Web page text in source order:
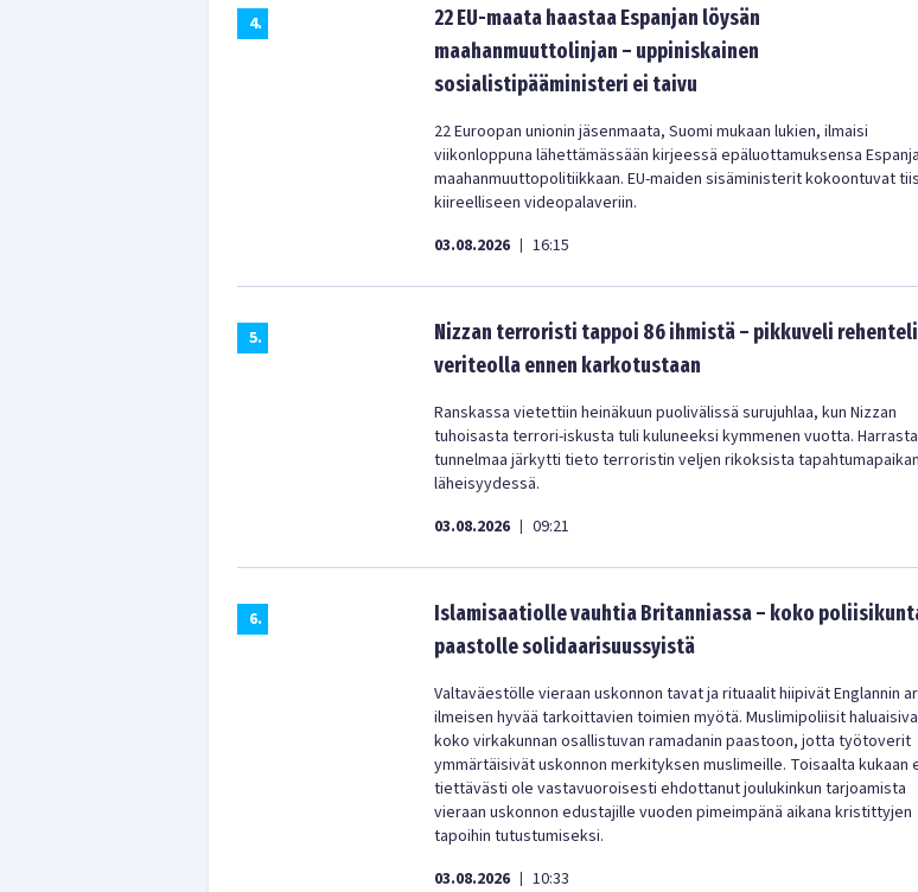
4.
22 EU-maata haastaa Espanjan löysän
maahanmuuttolinjan – uppiniskainen
sosialistipääministeri ei taivu
22 Euroopan unionin jäsenmaata, Suomi mukaan lukien, ilmaisi
viikonloppuna lähettämässään kirjeessä epäluottamuksensa
maahanmuuttopolitiikkaan. EU-maiden sisäministerit kokoontuvat
kiireelliseen videopalaveriin.
03.08.2026 | 16:15
5.
Nizzan terroristi tappoi 86 ihmistä – pikkuveli rehenteli
veriteolla ennen karkotustaan
Ranskassa vietettiin heinäkuun puolivälissä surujuhlaa, kun Nizzan
tuhoisasta terrori-iskusta tuli kuluneeksi kymmenen vuotta. Harrasta
tunnelmaa järkytti tieto terroristin veljen rikoksista tapahtumapaikan
läheisyydessä.
03.08.2026 | 09:21
6.
Islamisaatiolle vauhtia Britanniassa – koko
paastolle solidaarisuussyistä
Valtaväestölle vieraan uskonnon tavat ja rituaalit hiipivät Englannin
ilmeisen hyvää tarkoittavien toimien myötä. Muslimipoliisit
koko virkakunnan osallistuvan ramadanin paastoon, jotta työtoverit
ymmärtäisivät uskonnon merkityksen muslimeille. Toisaalta kukaan
tiettävästi ole vastavuoroisesti ehdottanut joulukinkun tarjoamista
vieraan uskonnon edustajille vuoden pimeimpänä aikana kristittyjen
tapoihin tutustumiseksi.
03.08.2026 | 10:33